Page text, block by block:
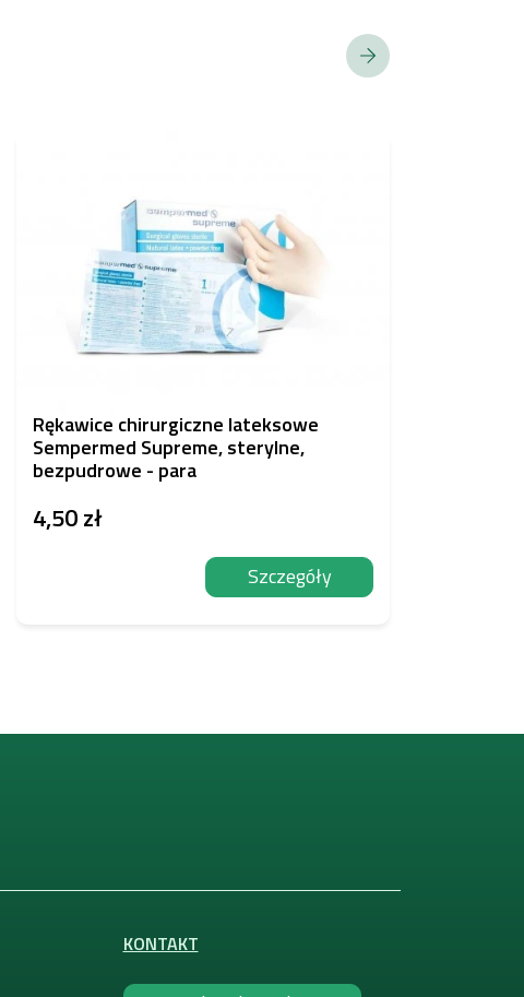
Rękawice chirurgiczne lateksowe
Sempermed Supreme, sterylne,
bezpudrowe - para
4,50 zł
Szczegóły
KONTAKT